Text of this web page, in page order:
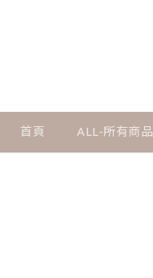
首頁 ALL-所有商品